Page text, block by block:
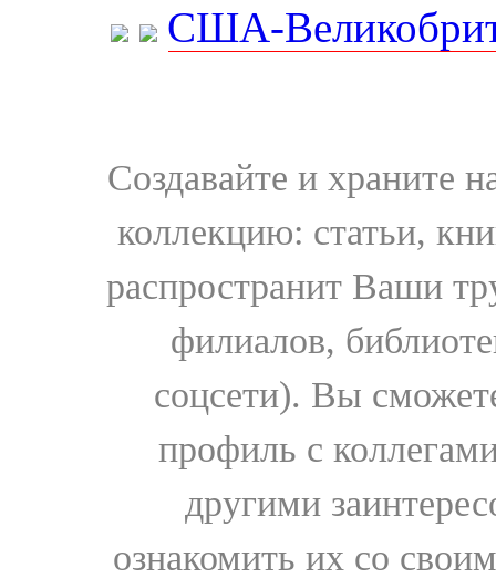
США-
Создавайте и храните
коллекцию: статьи,
распространит Ваши
филиалов,
соцсети). Вы
профиль с
другими
ознакомить их со